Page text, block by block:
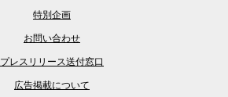
特別企画
お問い合わせ
プレスリリース送付窓口
広告掲載について